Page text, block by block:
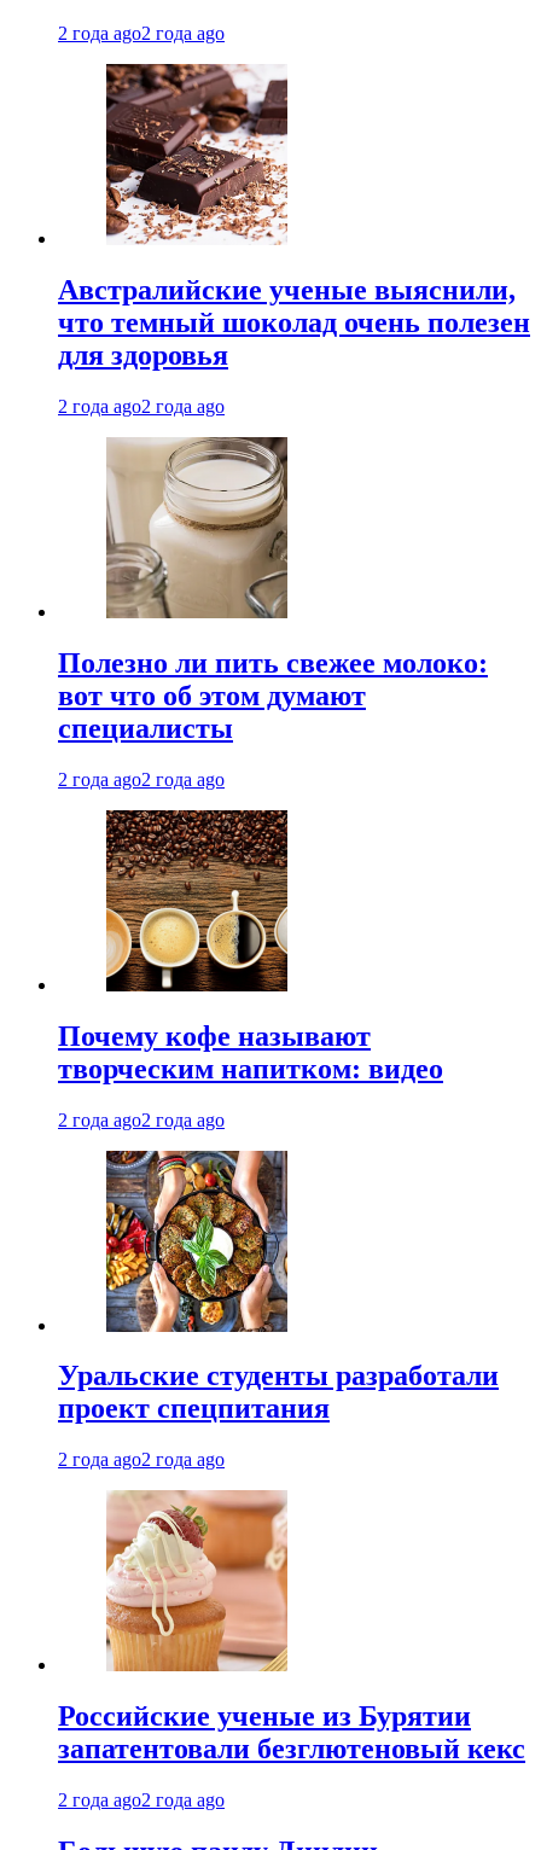
2 года ago2 года ago
Австралийские ученые выяснили,
что темный шоколад очень полезен
для здоровья
2 года ago2 года ago
Полезно ли пить свежее молоко:
вот что об этом думают
специалисты
2 года ago2 года ago
Почему кофе называют
творческим напитком: видео
2 года ago2 года ago
Уральские студенты разработали
проект спецпитания
2 года ago2 года ago
Российские ученые из Бурятии
запатентовали безглютеновый кекс
2 года ago2 года ago